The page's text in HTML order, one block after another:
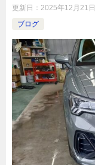
更新日： 2025年12月21日
ブログ